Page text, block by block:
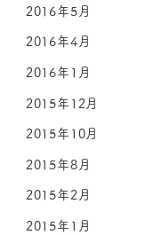
2016年5月
2016年4月
2016年1月
2015年12月
2015年10月
2015年8月
2015年2月
2015年1月